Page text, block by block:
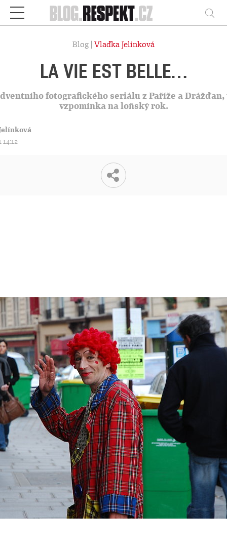
Respekt
Blog | Vlaďka Jelínková
LA VIE EST BELLE…
fotografického seriálu z Paříže a Drážďan,
vzpomínka na loňský rok.
14:12